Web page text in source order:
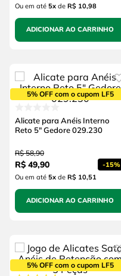
Ou em até 5xde R$ 10,98
ADICIONAR AO CARRINHO
5% OFF com o cupom LF5
Alicate para Anéis Interno
Reto 5" Gedore 029.230
R$ 58,90
R$ 49,90 -15%
Ou em até 5xde R$ 10,51
ADICIONAR AO CARRINHO
5% OFF com o cupom LF5